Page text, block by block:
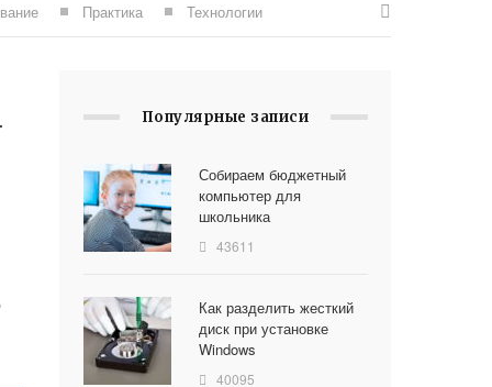
Практика Технологии
Популярные записи
Собираем бюджетный
компьютер для
школьника
43611
Как разделить жесткий
диск при установке
Windows
40095